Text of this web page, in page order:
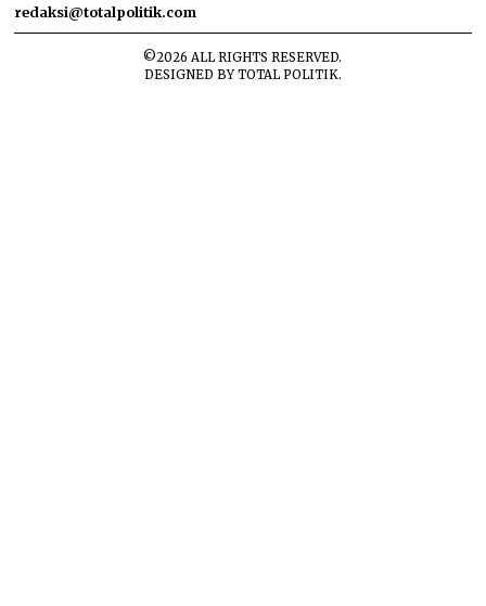
redaksi@totalpolitik.com
©2026 ALL RIGHTS RESERVED.
DESIGNED BYTOTAL POLITIK.